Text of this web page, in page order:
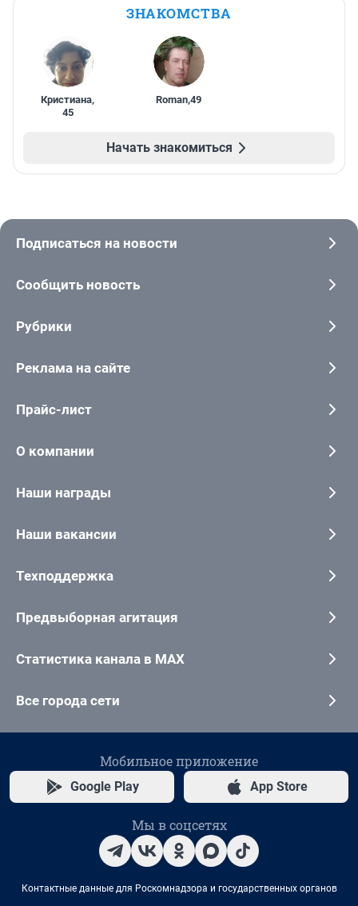
ЗНАКОМСТВА
Кристиана,
45
Roman,49
Начать знакомиться
Подписаться на новости
Сообщить новость
Рубрики
Реклама на сайте
Прайс-лист
О компании
Наши награды
Наши вакансии
Техподдержка
Предвыборная агитация
Статистика канала в MAX
Все города сети
Мобильное приложение
Google Play App Store
Мы в соцсетях
Контактные данные для Роскомнадзора и государственных органов